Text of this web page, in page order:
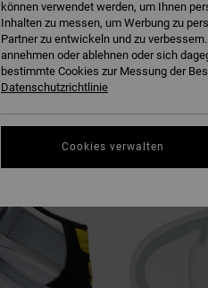
können verwendet werden, um Ihnen
Inhalten zu messen, um Werbung zu
Partner zu entwickeln und zu
annehmen oder ablehnen oder sich
bestimmte Cookies zur Messung der
Datenschutzrichtlinie
Cookies verwalten